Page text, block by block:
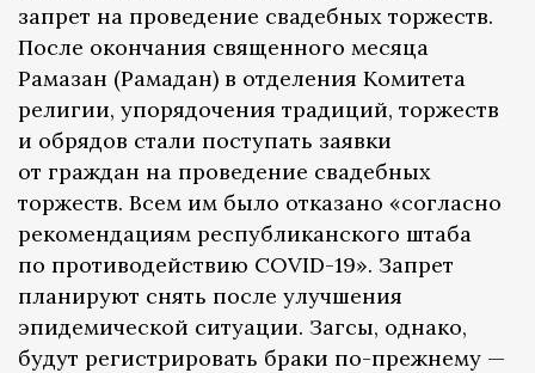
запрет на проведение свадебных торжеств.
После окончания священного месяца
Рамазан (Рамадан) в отделения Комитета
религии, упорядочения традиций, торжеств
и обрядов стали поступать заявки
от граждан на проведение свадебных
торжеств. Всем им было отказано «согласно
рекомендациям республиканского штаба
по противодействию COVID-19». Запрет
планируют снять после улучшения
эпидемической ситуации. Загсы, однако,
будут регистрировать браки по-прежнему —